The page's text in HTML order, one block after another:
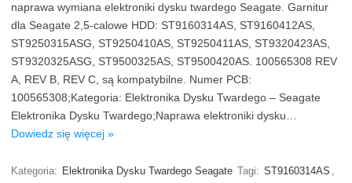
naprawa wymiana elektroniki dysku twardego Seagate. Garnitur
dla Seagate 2,5-calowe HDD: ST9160314AS, ST9160412AS,
ST9250315ASG, ST9250410AS, ST9250411AS, ST9320423AS,
ST9320325ASG, ST9500325AS, ST9500420AS. 100565308 REV
A, REV B, REV C, są kompatybilne. Numer PCB:
100565308;Kategoria: Elektronika Dysku Twardego – Seagate
Elektronika Dysku Twardego;Naprawa elektroniki dysku…
Dowiedz się więcej »
Kategoria: Elektronika Dysku Twardego Seagate Tagi: ST9160314AS ,